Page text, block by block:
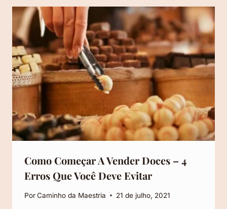
Como Começar A Vender Doces – 4
Erros Que Você Deve Evitar
PorCaminho da Maestria 21 de julho, 2021